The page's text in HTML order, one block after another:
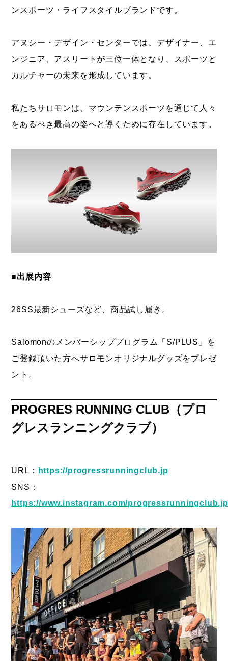
ンスポーツ・ライフスタイルブランドです。
アヌシー・デザイン・センターでは、デザイナー、エ
ンジニア、アスリートが三位一体となり、スポーツと
カルチャーの未来を形成しています。
私たちサロモンは、マウンテンスポーツを通じて人々
をあるべき最高の姿へと導くために存在しています。
■出展内容
26SS最新シューズなど、商品試し履き。
Salomonのメンバーシッププログラム「S/PLUS」を
ご登録頂いた方へサロモンオリジナルグッズをプレゼ
ント。
PROGRES RUNNING CLUB （プロ
グレスランニングクラブ）
URL：
https://progressrunningclub.jp
SNS：
https://www.instagram.com/